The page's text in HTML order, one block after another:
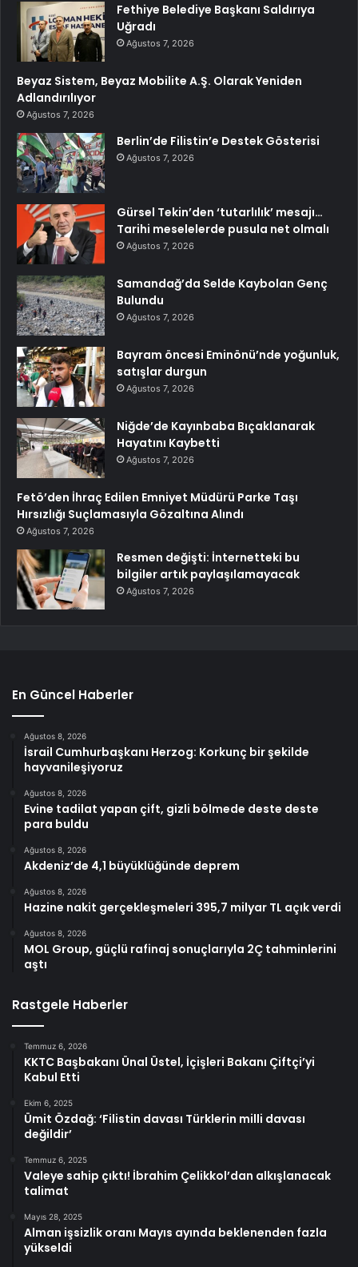
Fethiye Belediye Başkanı Saldırıya
Uğradı
Ağustos 7, 2026
Beyaz Sistem, Beyaz Mobilite A.Ş. Olarak Yeniden
Adlandırılıyor
Ağustos 7, 2026
Berlin’de Filistin’e Destek Gösterisi
Ağustos 7, 2026
Gürsel Tekin’den ‘tutarlılık’ mesajı…
Tarihi meselelerde pusula net olmalı
Ağustos 7, 2026
Samandağ’da Selde Kaybolan Genç
Bulundu
Ağustos 7, 2026
Bayram öncesi Eminönü’nde yoğunluk,
satışlar durgun
Ağustos 7, 2026
Niğde’de Kayınbaba Bıçaklanarak
Hayatını Kaybetti
Ağustos 7, 2026
Fetö’den İhraç Edilen Emniyet Müdürü Parke Taşı
Hırsızlığı Suçlamasıyla Gözaltına Alındı
Ağustos 7, 2026
Resmen değişti: İnternetteki bu
bilgiler artık paylaşılamayacak
Ağustos 7, 2026
En Güncel Haberler
Ağustos 8, 2026
İsrail Cumhurbaşkanı Herzog: Korkunç bir şekilde
hayvanileşiyoruz
Ağustos 8, 2026
Evine tadilat yapan çift, gizli bölmede deste deste
para buldu
Ağustos 8, 2026
Akdeniz’de 4,1 büyüklüğünde deprem
Ağustos 8, 2026
Hazine nakit gerçekleşmeleri 395,7 milyar TL açık verdi
Ağustos 8, 2026
MOL Group, güçlü rafinaj sonuçlarıyla 2Ç tahminlerini
aştı
Rastgele Haberler
Temmuz 6, 2026
KKTC Başbakanı Ünal Üstel, İçişleri Bakanı Çiftçi’yi
Kabul Etti
Ekim 6, 2025
Ümit Özdağ: ‘Filistin davası Türklerin milli davası
değildir’
Temmuz 6, 2025
Valeye sahip çıktı! İbrahim Çelikkol’dan alkışlanacak
talimat
Mayıs 28, 2025
Alman işsizlik oranı Mayıs ayında beklenenden fazla
yükseldi